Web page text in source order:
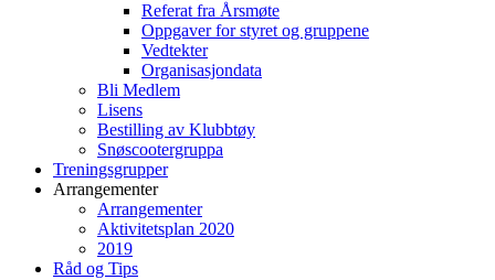
Referat fra Årsmøte
Oppgaver for styret og gruppene
Vedtekter
Organisasjondata
Bli Medlem
Lisens
Bestilling av Klubbtøy
Snøscootergruppa
Treningsgrupper
Arrangementer
Arrangementer
Aktivitetsplan 2020
2019
Råd og Tips